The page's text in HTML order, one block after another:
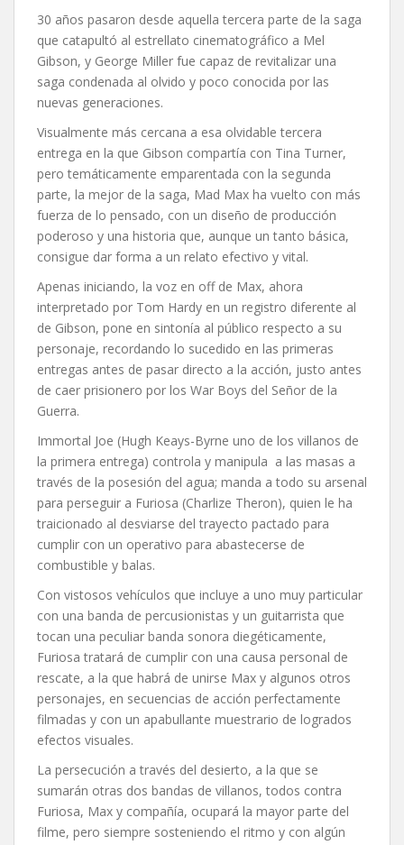
30 años pasaron desde aquella tercera parte de la saga
que catapultó al estrellato cinematográfico a Mel
Gibson, y George Miller fue capaz de revitalizar una
saga condenada al olvido y poco conocida por las
nuevas generaciones.
Visualmente más cercana a esa olvidable tercera
entrega en la que Gibson compartía con Tina Turner,
pero temáticamente emparentada con la segunda
parte, la mejor de la saga, Mad Max ha vuelto con más
fuerza de lo pensado, con un diseño de producción
poderoso y una historia que, aunque un tanto básica,
consigue dar forma a un relato efectivo y vital.
Apenas iniciando, la voz en off de Max, ahora
interpretado por Tom Hardy en un registro diferente al
de Gibson, pone en sintonía al público respecto a su
personaje, recordando lo sucedido en las primeras
entregas antes de pasar directo a la acción, justo antes
de caer prisionero por los War Boys del Señor de la
Guerra.
Immortal Joe (Hugh Keays-Byrne uno de los villanos de
la primera entrega) controla y manipula a las masas a
través de la posesión del agua; manda a todo su arsenal
para perseguir a Furiosa (Charlize Theron), quien le ha
traicionado al desviarse del trayecto pactado para
cumplir con un operativo para abastecerse de
combustible y balas.
Con vistosos vehículos que incluye a uno muy particular
con una banda de percusionistas y un guitarrista que
tocan una peculiar banda sonora diegéticamente,
Furiosa tratará de cumplir con una causa personal de
rescate, a la que habrá de unirse Max y algunos otros
personajes, en secuencias de acción perfectamente
filmadas y con un apabullante muestrario de logrados
efectos visuales.
La persecución a través del desierto, a la que se
sumarán otras dos bandas de villanos, todos contra
Furiosa, Max y compañía, ocupará la mayor parte del
filme, pero siempre sosteniendo el ritmo y con algún